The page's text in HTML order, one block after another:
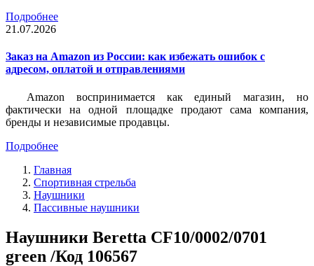
Подробнее
21.07.2026
Заказ на Amazon из России: как избежать ошибок с
адресом, оплатой и отправлениями
Amazon воспринимается как единый магазин, но
фактически на одной площадке продают сама компания,
бренды и независимые продавцы.
Подробнее
Главная
Спортивная стрельба
Наушники
Пассивные наушники
Наушники Beretta CF10/0002/0701
green /Код 106567